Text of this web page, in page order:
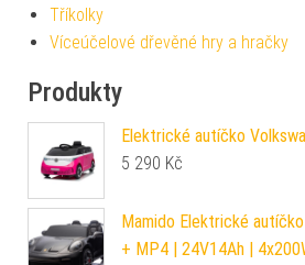
Tříkolky
Víceúčelové dřevěné hry a hračky
Produkty
Elektrické autíčko
5 290 Kč
Mamido Elektrické
+ MP4 | 24V14Ah |